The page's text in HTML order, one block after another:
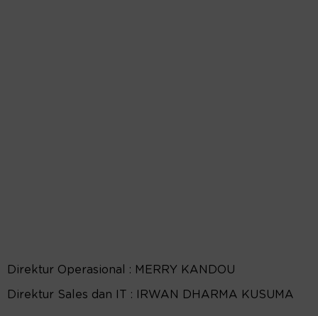
Direktur Operasional : MERRY KANDOU
Direktur Sales dan IT : IRWAN DHARMA KUSUMA